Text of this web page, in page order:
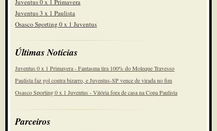
Juventus 0 x 1 Primavera
Juventus 3 x 1 Paulista
Osasco Sporting 0 x 1 Juventus
Últimas Notícias
Juventus 0 x 1 Primavera - Fantasma tira 100% do Moleque Travesso
Paulista faz gol contra bizarro, e Juventus-SP vence de virada no fim
Osasco Sporting 0 x 1 Juventus - Vitória fora de casa na Copa Paulista
Parceiros